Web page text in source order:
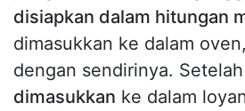
disiapkan dalam hitungan
dimasukkan ke dalam
dengan sendirinya. Setelah
dimasukkan ke dalam